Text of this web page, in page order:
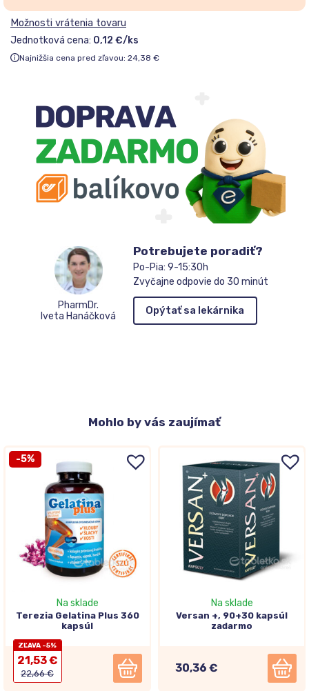
Jednotková cena: 0,12 €/ks
Najnižšia cena pred zľavou: 24,38 €
Možnosti vrátenia tovaru
PharmDr.
Iveta Hanáčková
Potrebujete poradiť?
Po-Pia: 9-15:30h
Zvyčajne odpovie do 30 minút
Opýtať sa lekárnika
Mohlo by vás zaujímať
-5%
Na sklade
Terezia Gelatina Plus 360
kapsúl
ZĽAVA -5%
21,53 €
22,66 €
Na sklade
Versan +, 90+30 kapsúl
zadarmo
30,36 €